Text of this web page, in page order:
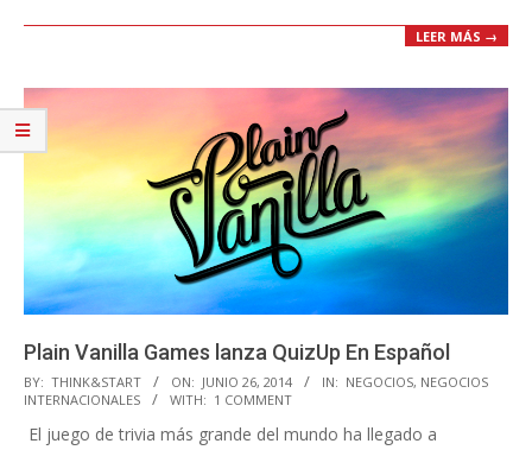
LEER MÁS →
Plain Vanilla Games lanza QuizUp En Español
2014-
06-
26
BY: THINK&START ON: JUNIO 26, 2014 IN: NEGOCIOS, NEGOCIOS
INTERNACIONALES
WITH: 1 COMMENT
El juego de trivia más grande del mundo ha llegado a